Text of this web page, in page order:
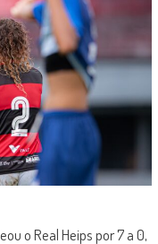
o Real Heips por 7 a 0,